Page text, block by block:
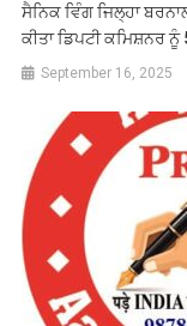
ਸੈਨਿਕ ਵਿੰਗ ਜਿਲ੍ਹਾ
ਕੀਤਾ ਡਿਪਟੀ ਕਮਿਸ਼ਨਰ
September 16, 2025